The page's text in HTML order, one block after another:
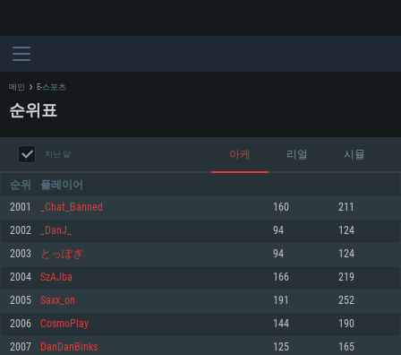
최소사양
최소사양
최소사양
메인 E-스포츠
순위표
지난 달 아케 리얼 시뮬
순위 플레이어
2001 _Chat_Banned 160 211
2002 _DanJ_ 94 124
2003 とっぽぎ 94 124
2004 SzAJba 166 219
2005 Saxx_on 191 252
2006 CosmoPlay 144 190
2007 DanDanBinks 125 165